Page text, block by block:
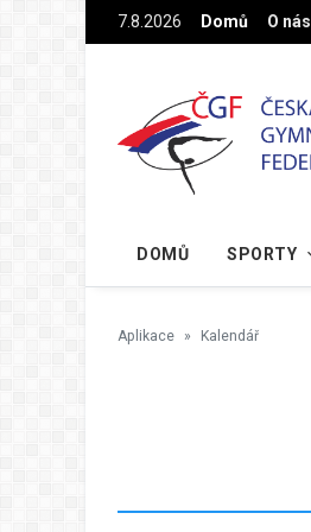
Na hlavní obsah7.8.2026 Domů O nás
DOMŮ SPORTY
Aplikace Kalendář